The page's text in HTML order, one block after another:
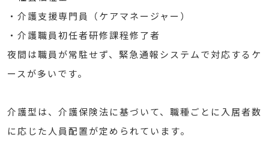
・介護支援専門員（ケアマネージャー）
・介護職員初任者研修課程修了者
夜間は職員が常駐せず、緊急通報システムで対応するケ
ースが多いです。
介護型は、介護保険法に基づいて、職種ごとに入居者数
に応じた人員配置が定められています。